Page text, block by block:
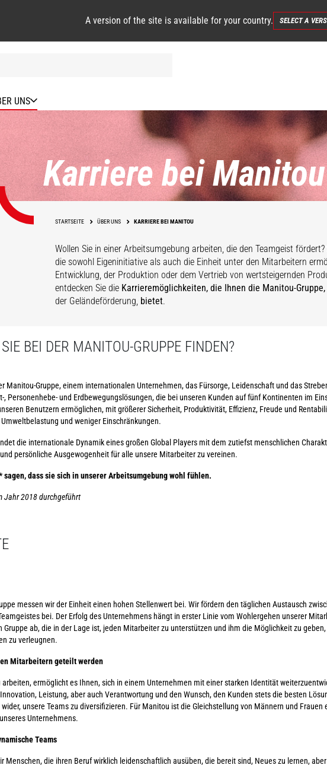
A version of the site is available for your country. SELECT A
UNS
Karriere bei Manitou
STARTSEITE ÜBER UNS KARRIERE BEI MANITOU
Wollen Sie in einer Arbeitsumgebung arbeiten, die den Teamgeist
die sowohl Eigeninitiative als auch die Einheit unter den Mitarbeitern
Entwicklung, der Produktion oder dem Vertrieb von wertsteigernden
entdecken Sie die Karrieremöglichkeiten, die Ihnen die Manitou-
der Geländeförderung, bietet.
BEI DER MANITOU-GRUPPE FINDEN?
Manitou-Gruppe, einem internationalen Unternehmen, das Fürsorge, Leidenschaft und das
Personenhebe- und Erdbewegungslösungen, die bei unseren Kunden auf fünf Kontinenten im
Benutzern ermöglichen, mit größerer Sicherheit, Produktivität, Effizienz, Freude und
und weniger Einschränkungen.
die internationale Dynamik eines großen Global Players mit dem zutiefst menschlichen
persönliche Ausgewogenheit für alle unsere Mitarbeiter zu vereinen.
dass sie sich in unserer Arbeitsumgebung wohl fühlen.
Jahr 2018 durchgeführt
messen wir der Einheit einen hohen Stellenwert bei. Wir fördern den täglichen Austausch
bei. Der Erfolg des Unternehmens hängt in erster Linie vom Wohlergehen unserer
Gruppe ab, die in der Lage ist, jeden Mitarbeiter zu unterstützen und ihm die Möglichkeit zu
zu verleugnen.
Mitarbeitern geteilt werden
arbeiten, ermöglicht es Ihnen, sich in einem Unternehmen mit einer starken Identität
Leistung, aber auch Verantwortung und den Wunsch, den Kunden stets die besten
unsere Teams zu diversifizieren. Für Manitou ist die Gleichstellung von Männern und Frauen
Unternehmens.
Teams
Menschen, die ihren Beruf wirklich leidenschaftlich ausüben, die bereit sind, Neues zu lernen,